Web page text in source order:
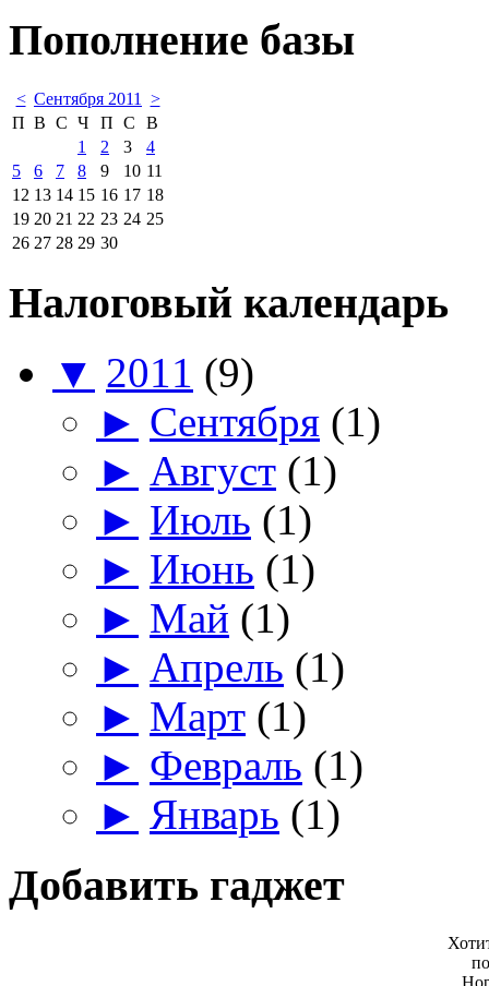
Пополнение базы
< Сентября 2011
>
П В С Ч П С
В
1
2 3
4
5
6 7 8 9 10 11
12 13 14 15 16 17 18
19 20 21 22 23 24 25
26 27 28 29 30
Налоговый календарь
▼ 2011 (9)
► Сентября (1)
► Август (1)
► Июль (1)
► Июнь (1)
► Май (1)
► Апрель (1)
► Март (1)
► Февраль (1)
► Январь (1)
Добавить гаджет